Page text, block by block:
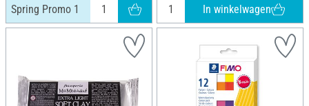
Spring Promo 1 In winkelwagen